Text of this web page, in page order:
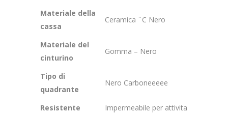
Materiale della
cassa
Ceramica ¨C Nero
Materiale del
cinturino
Gomma – Nero
Tipo di
quadrante
Nero Carboneeeee
Resistente
Impermeabile per attivita